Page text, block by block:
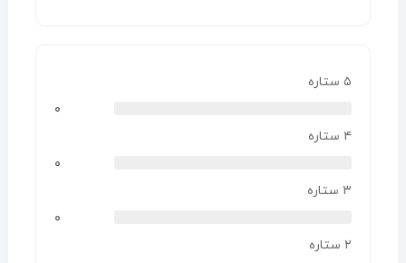
۵ ستاره
۰
۴ ستاره
۰
۳ ستاره
۰
۲ ستاره